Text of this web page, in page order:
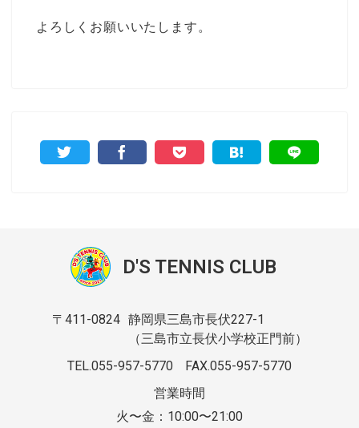
よろしくお願いいたします。
D'S TENNIS CLUB
〒411-0824 静岡県三島市長伏227-1
（三島市立長伏小学校正門前）
TEL.055-957-5770
FAX.055-957-5770
営業時間
火〜金：10:00〜21:00